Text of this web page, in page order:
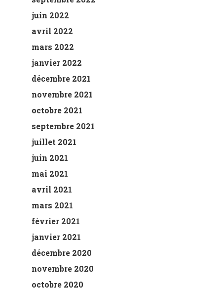
juin 2022
avril 2022
mars 2022
janvier 2022
décembre 2021
novembre 2021
octobre 2021
septembre 2021
juillet 2021
juin 2021
mai 2021
avril 2021
mars 2021
février 2021
janvier 2021
décembre 2020
novembre 2020
octobre 2020